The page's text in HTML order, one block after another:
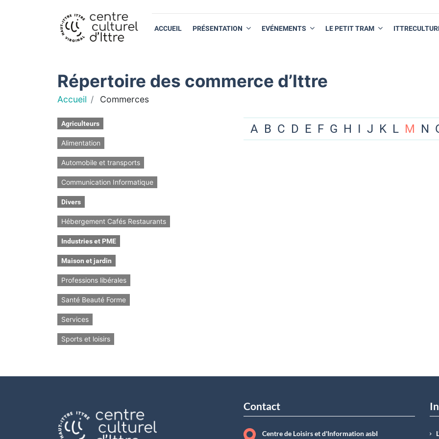
ACCUEIL PRÉSENTATION EVÉNEMENTS LE PETIT TRAM
Répertoire des commerce d’Ittre
Accueil Commerces
Agriculteurs
Alimentation
Automobile et transports
Communication Informatique
Divers
Hébergement Cafés Restaurants
Industries et PME
Maison et jardin
Professions libérales
Santé Beauté Forme
Services
Sports et loisirs
A B C D E F G H I J K L M N
Contact
Centre de Loisirs et d'Information asbI